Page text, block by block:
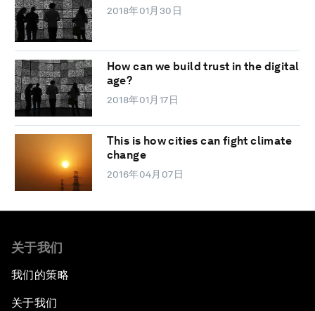
2018年01月30日
How can we build trust in the digital
age?
2018年01月17日
This is how cities can fight climate
change
2016年04月07日
关于我们
我们的策略
关于我们